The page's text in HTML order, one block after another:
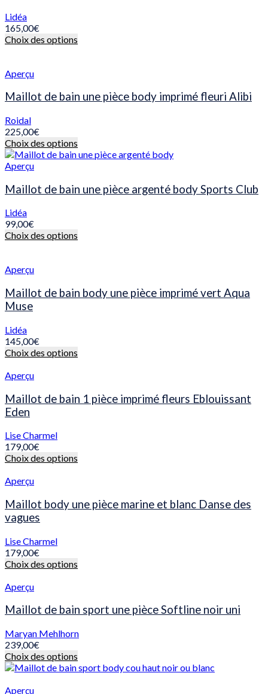
la
Lidéa
165,00€
Choix des options
Les
sur
du
produit
Aperçu
Maillot de bain une pièce body imprimé fleuri Alibi
Roidal
225,00€
Choix des options
produit
variations.
du
produit
Aperçu
Maillot de bain une pièce argenté body Sports Club
Lidéa
99,00€
Choix des options
Les
la
produit
Aperçu
Maillot de bain body une pièce imprimé vert Aqua
Muse
Lidéa
145,00€
Choix des options
variations.
sur
du
produit
Aperçu
Maillot de bain 1 pièce imprimé fleurs Eblouissant
Eden
Lise Charmel
179,00€
Choix des options
variations.
sur
du
produit
Aperçu
Maillot body une pièce marine et blanc Danse des
vagues
Lise Charmel
179,00€
Choix des options
variations.
options
choisies
sur
Aperçu
Maillot de bain sport une pièce Softline noir uni
Maryan Mehlhorn
239,00€
Choix des options
produit
Aperçu